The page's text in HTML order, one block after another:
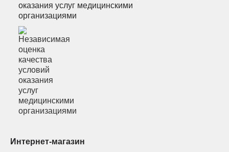
оказания услуг медицинскими
организациями
Интернет-магазин